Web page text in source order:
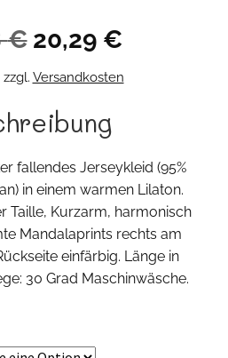
€ Ursprünglicher
Preis
28,98 €
20,29 €Aktueller
zzgl. Versandkosten
fallendes Jerseykleid (95%
in einem warmen Lilaton.
Taille, Kurzarm, harmonisch
Mandalaprints rechts am
einfärbig. Länge in
30 Grad Maschinwäsche.